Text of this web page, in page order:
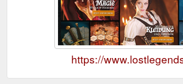
https://